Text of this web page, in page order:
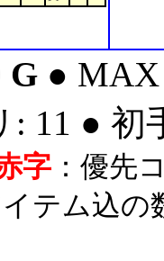
G ●
: 11 ● 初
字 ：優先
テム込の